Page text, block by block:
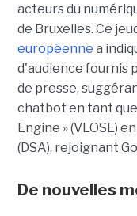
acteurs du
de Bruxelles. Ce
européenne a
d'audience fournis
de presse,
chatbot en tant
Engine » (VLOSE)
(DSA), rejoignant
De nouvelles